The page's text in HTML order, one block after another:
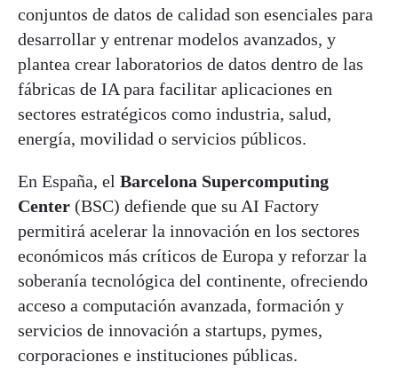
conjuntos de datos de calidad son esenciales para
desarrollar y entrenar modelos avanzados, y
plantea crear laboratorios de datos dentro de las
fábricas de IA para facilitar aplicaciones en
sectores estratégicos como industria, salud,
energía, movilidad o servicios públicos.
En España, el Barcelona Supercomputing
Center (BSC) defiende que su AI Factory
permitirá acelerar la innovación en los sectores
económicos más críticos de Europa y reforzar la
soberanía tecnológica del continente, ofreciendo
acceso a computación avanzada, formación y
servicios de innovación a startups, pymes,
corporaciones e instituciones públicas.